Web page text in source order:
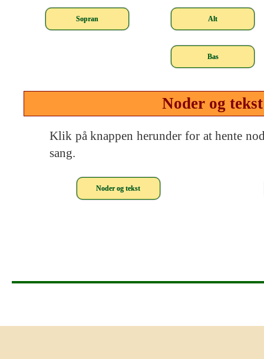
Sopran Alt
Bas
Noder og tekst
Klik på knappen herunder for at hente
sang.
Noder og tekst